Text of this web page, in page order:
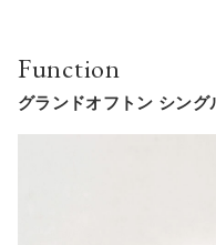
Function
グランドオフトン シン